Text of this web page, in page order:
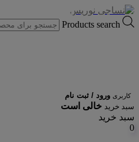
Products search
کاربری ورود / ثبت نام
سبد خرید خالی است
سبد خرید
0